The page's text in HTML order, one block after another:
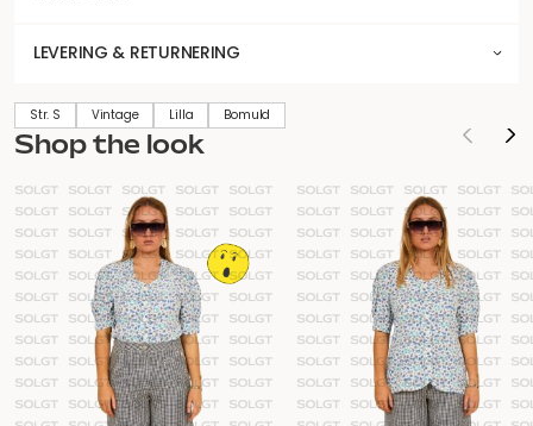
LEVERING & RETURNERING
Str. S Vintage Lilla Bomuld
Shop the look